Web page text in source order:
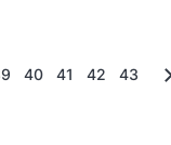
40 41 42 43